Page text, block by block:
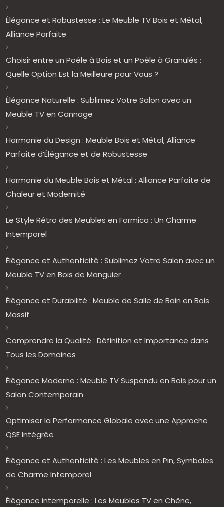
Élégance et Robustesse : Le Meuble TV Bois et Métal,
Alliance Parfaite
Choisir entre un Poêle à Bois et un Poêle à Granulés :
Quelle Option Est la Meilleure pour Vous ?
Élégance Naturelle : Sublimez Votre Salon avec un
Meuble TV en Cannage
Harmonie du Design : Meuble Bois et Métal, Alliance
Parfaite d’Élégance et de Robustesse
Harmonie du Meuble Bois et Métal : Alliance Parfaite de
Chaleur et Modernité
Le Style Rétro des Meubles en Formica : Un Charme
Intemporel
Élégance et Authenticité : Sublimez Votre Salon avec un
Meuble TV en Bois de Manguier
Élégance et Durabilité : Meuble de Salle de Bain en Bois
Massif
Comprendre la Qualité : Définition et Importance dans
Tous les Domaines
Élégance Moderne : Meuble TV Suspendu en Bois pour un
Salon Contemporain
Optimiser la Performance Globale avec une Approche
QSE Intégrée
Élégance et Authenticité : Les Meubles en Pin, Symboles
de Charme Intemporel
Élégance intemporelle : Les Meubles TV en Chêne,